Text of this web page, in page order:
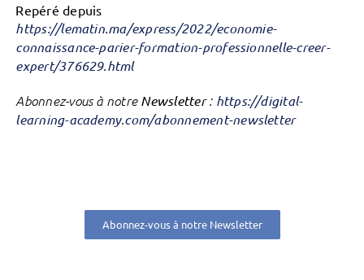
Repéré depuis
https://lematin.ma/express/2022/economie-
connaissance-parier-formation-professionnelle-creer-
expert/376629.html
Abonnez-vous à notre Newsletter: https://digital-
learning-academy.com/abonnement-newsletter
Abonnez-vous à notre Newsletter